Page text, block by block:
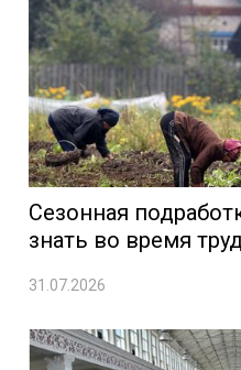
Сезонная
знать во время
31.07.2026